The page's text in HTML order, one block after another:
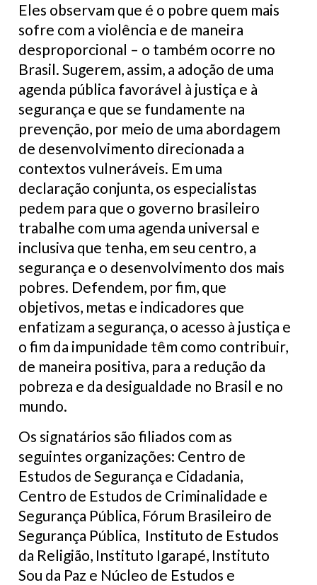
Eles observam que é o pobre quem mais
sofre com a violência e de maneira
desproporcional – o também ocorre no
Brasil. Sugerem, assim, a adoção de uma
agenda pública favorável à justiça e à
segurança e que se fundamente na
prevenção, por meio de uma abordagem
de desenvolvimento direcionada a
contextos vulneráveis. Em uma
declaração conjunta, os especialistas
pedem para que o governo brasileiro
trabalhe com uma agenda universal e
inclusiva que tenha, em seu centro, a
segurança e o desenvolvimento dos mais
pobres. Defendem, por fim, que
objetivos, metas e indicadores que
enfatizam a segurança, o acesso à justiça e
o fim da impunidade têm como contribuir,
de maneira positiva, para a redução da
pobreza e da desigualdade no Brasil e no
mundo.
Os signatários são filiados com as
seguintes organizações: Centro de
Estudos de Segurança e Cidadania,
Centro de Estudos de Criminalidade e
Segurança Pública, Fórum Brasileiro de
Segurança Pública, Instituto de Estudos
da Religião, Instituto Igarapé, Instituto
Sou da Paz e Núcleo de Estudos e